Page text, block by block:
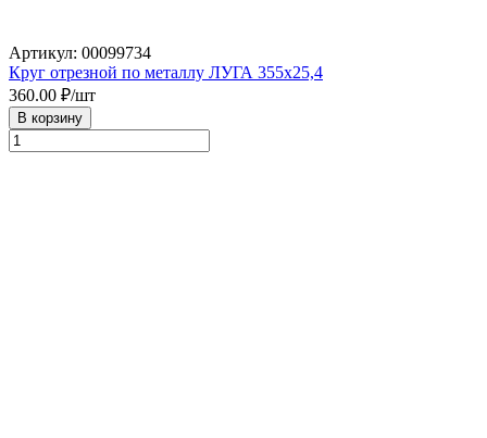
Артикул: 00099734
Круг отрезной по металлу ЛУГА 355х25,4
360.00 ₽/шт
В корзину